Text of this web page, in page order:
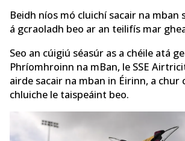
Beidh níos mó cluichí sacair na mban
á gcraoladh beo ar an teilifís mar
Seo an cúigiú séasúr as a chéile atá
Phríomhroinn na mBan, le SSE
airde sacair na mban in Éirinn, a chur
chluiche le taispeáint beo.